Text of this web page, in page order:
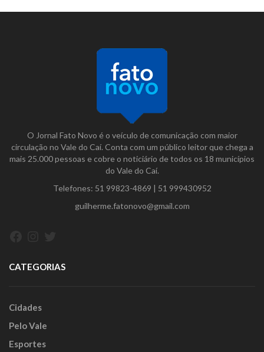
O Jornal Fato Novo é o veículo de comunicação com maior
circulação no Vale do Caí. Conta com um público leitor que chega a
mais 25.000 pessoas e cobre o noticiário de todos os 18 municípios
do Vale do Caí.
Telefones: 51 99823-4869 | 51 999430952
guilherme.fatonovo@gmail.com
CATEGORIAS
Cidades
Pelo Vale
Esportes